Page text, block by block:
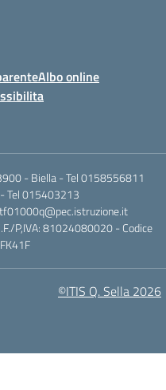
Albo online
- Biella - Tel 0158556811
Tel 015403213
P,IVA: 81024080020 - Codice
©ITIS Q. Sella 2026